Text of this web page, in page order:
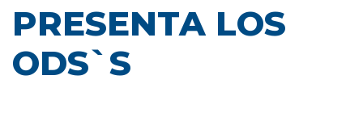
PRESENTA LOS
ODS`S